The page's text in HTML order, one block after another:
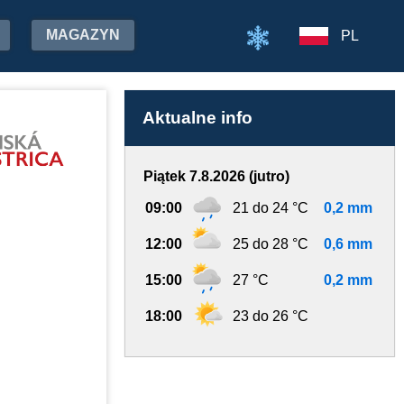
MAGAZYN PL
Aktualne info
Piątek 7.8.2026 (jutro)
09:00 21 do 24 °C 0,2 mm
12:00 25 do 28 °C 0,6 mm
15:00 27 °C 0,2 mm
18:00 23 do 26 °C